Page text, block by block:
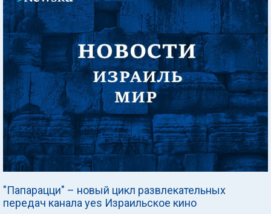
"Папарацци" – новый цикл развлекательных
передач канала yes Израильское кино